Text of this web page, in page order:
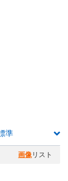
画像リスト